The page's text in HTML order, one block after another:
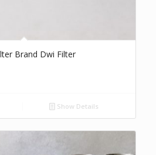
Brand Dwi Filter
Show Details